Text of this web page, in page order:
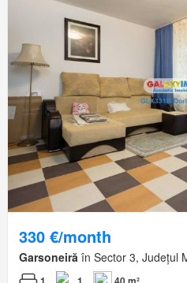
330 €/month
Garsoneiră în Sector 3, Județul